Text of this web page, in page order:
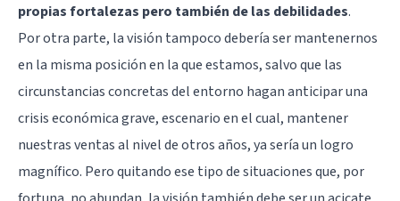
propias fortalezas pero también de las debilidades.
Por otra parte, la visión tampoco debería ser mantenernos
en la misma posición en la que estamos, salvo que las
circunstancias concretas del entorno hagan anticipar una
crisis económica grave, escenario en el cual, mantener
nuestras ventas al nivel de otros años, ya sería un logro
magnífico. Pero quitando ese tipo de situaciones que, por